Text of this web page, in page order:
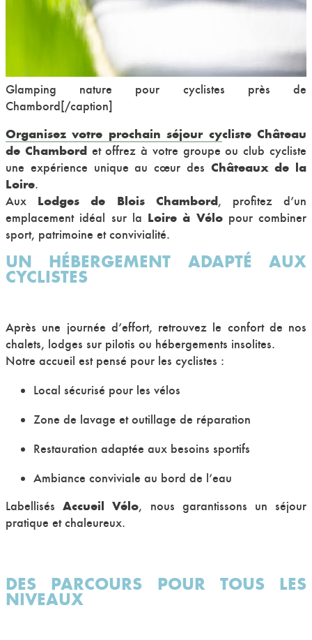
Glamping nature pour cyclistes près de
Chambord[/caption]
Organisez votre prochain séjour cycliste Château
de Chambordet offrez à votre groupe ou club cycliste
une expérience unique au cœur des Châteaux de la
Loire.
Aux Lodges de Blois Chambord, profitez d’un
emplacement idéal sur la Loire à Vélopour combiner
sport, patrimoine et convivialité.
UN HÉBERGEMENT ADAPTÉ AUX
CYCLISTES
Après une journée d’effort, retrouvez le confort de nos
chalets, lodges sur pilotis ou hébergements insolites.
Notre accueil est pensé pour les cyclistes :
Local sécurisé pour les vélos
Zone de lavage et outillage de réparation
Restauration adaptée aux besoins sportifs
Ambiance conviviale au bord de l’eau
LabellisésAccueil Vélo, nous garantissons un séjour
pratique et chaleureux.
DES PARCOURS POUR TOUS LES
NIVEAUX